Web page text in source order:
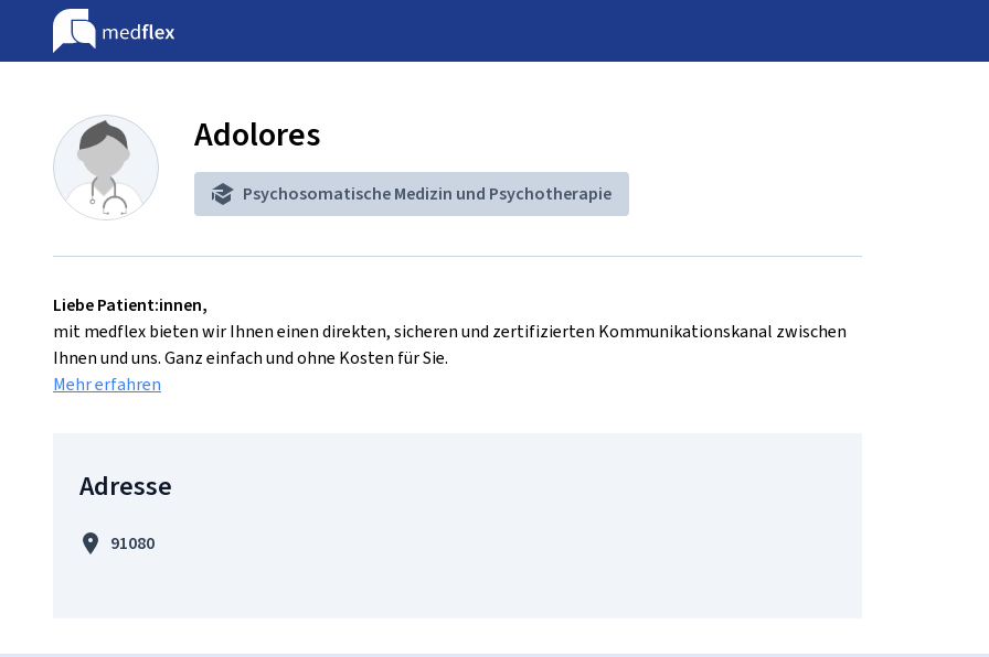
Adolores
Psychosomatische Medizin und Psychotherapie
Liebe Patient:innen,
mit medflex bieten wir Ihnen einen direkten, sicheren und zertifizierten Kommunikationskanal zwischen
Ihnen und uns. Ganz einfach und ohne Kosten für Sie.
Mehr erfahren
Adresse
91080